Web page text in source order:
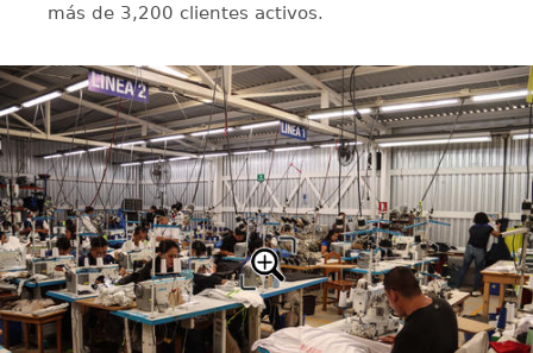
más de 3,200 clientes activos.